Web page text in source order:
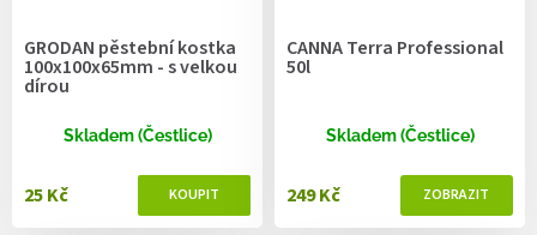
GRODAN pěstební kostka
100x100x65mm - s velkou
dírou
Skladem (Čestlice)
25 Kč
CANNA Terra Professional
50l
Skladem (Čestlice)
249 Kč